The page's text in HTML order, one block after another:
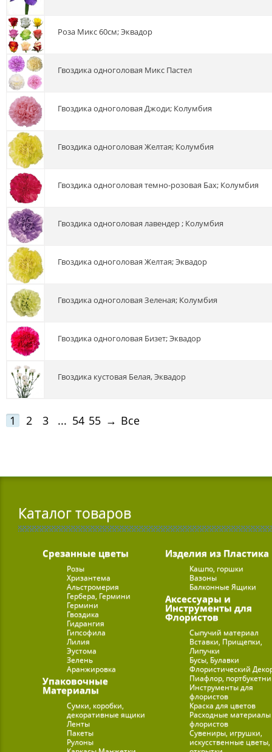
роза Микс 60см; Эквадор
гвоздика одноголовая Микс Пастел
гвоздика одноголовая Джоди; Колумбия
гвоздика одноголовая Желтая; Колумбия
гвоздика одноголовая темно-розовая Бах; Колумбия
гвоздика одноголовая лавендер ; Колумбия
гвоздика одноголовая Желтая; Эквадор
гвоздика одноголовая Зеленая; Колумбия
гвоздика одноголовая Бизет; Эквадор
гвоздика кустовая Белая, Эквадор
1 2 3 ... 54 55 → Все
Каталог товаров
Срезанные цветы
Розы
Хризантема
Альстромерия
Гербера, Гермини
Гермини
Гвоздика
Гидрангия
Гипсофила
Лилия
Эустома
Зелень
Аранжировка
Упаковочные
Материалы
Сумки, коробки,
декоративные ящики
Ленты
Пакеты
Рулоны
Изделия из Пластика
Кашпо, горшки
Вазоны
Балконные Ящики
Аксессуары и
Инструменты для
Флористов
Сыпучий материал
Вставки, Прищепки,
Липучки
Бусы, Булавки
Флористический
Пиафлор,
Инструменты для
флористов
Краска для цветов
Расходные
флористов
Сувениры, игрушки,
искусственные цветы,